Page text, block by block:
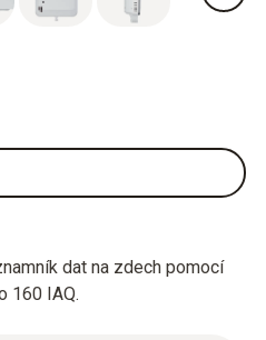
dat na zdech pomocí
160 IAQ.